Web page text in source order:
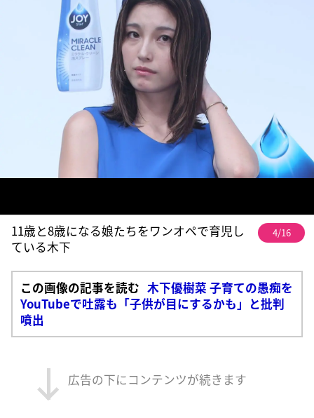
11歳と8歳になる娘たちをワンオペで育児し
ている木下
4/16
この画像の記事を読む 木下優樹菜 子育ての愚痴を
YouTubeで吐露も「子供が目にするかも」と批判
噴出
広告の下にコンテンツが続きます